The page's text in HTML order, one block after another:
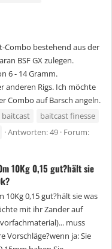
Combo bestehend aus der
BSF GX zulegen.
6 - 14 Gramm.
anderen Rigs. Ich möchte
Combo auf Barsch angeln.
baitcast
baitcast finesse
Antworten: 49 Forum:
10Kg 0,15 gut?hält sie
10Kg 0,15 gut?hält sie was
mit ihr Zander auf
muss
Vorschläge?wenn ja: Sie